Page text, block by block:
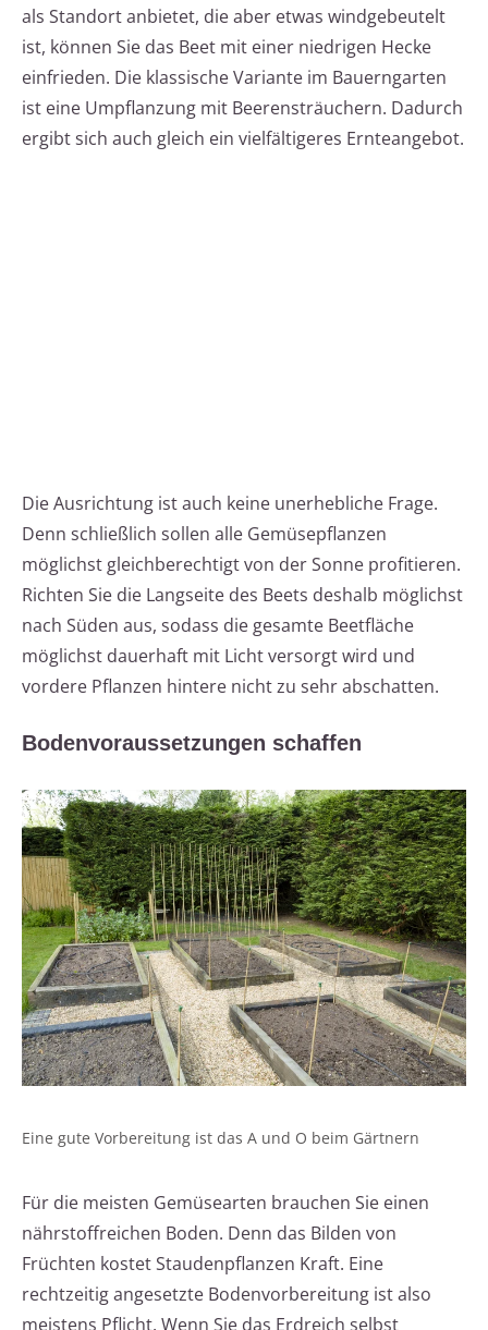
als Standort anbietet, die aber etwas windgebeutelt
ist, können Sie das Beet mit einer niedrigen Hecke
einfrieden. Die klassische Variante im Bauerngarten
ist eine Umpflanzung mit Beerensträuchern. Dadurch
ergibt sich auch gleich ein vielfältigeres Ernteangebot.
Die Ausrichtung ist auch keine unerhebliche Frage.
Denn schließlich sollen alle Gemüsepflanzen
möglichst gleichberechtigt von der Sonne profitieren.
Richten Sie die Langseite des Beets deshalb möglichst
nach Süden aus, sodass die gesamte Beetfläche
möglichst dauerhaft mit Licht versorgt wird und
vordere Pflanzen hintere nicht zu sehr abschatten.
Bodenvoraussetzungen schaffen
Eine gute Vorbereitung ist das A und O beim Gärtnern
Für die meisten Gemüsearten brauchen Sie einen
nährstoffreichen Boden. Denn das Bilden von
Früchten kostet Staudenpflanzen Kraft. Eine
rechtzeitig angesetzte Bodenvorbereitung ist also
meistens Pflicht. Wenn Sie das Erdreich selbst